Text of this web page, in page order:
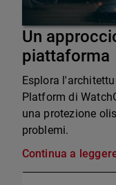
Un
piattaforma
Esplora
Platform di
una protezione
problemi.
Continua a